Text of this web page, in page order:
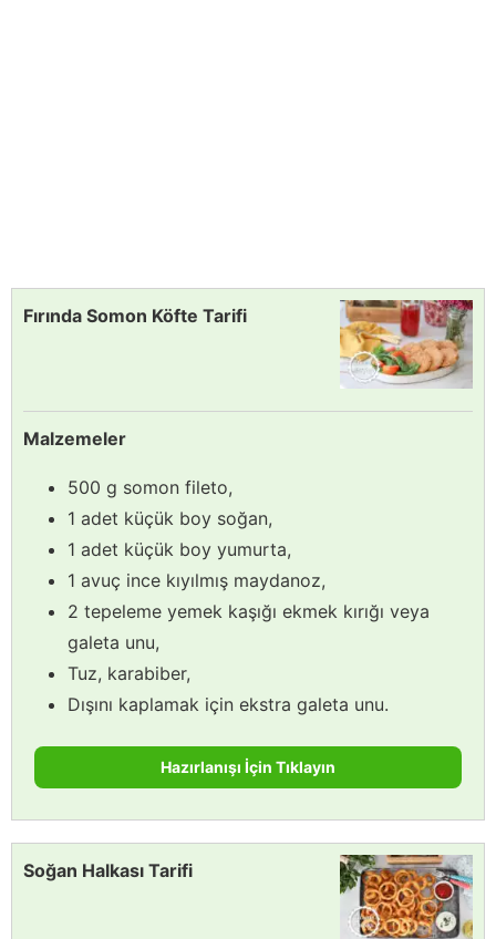
Fırında Somon Köfte Tarifi
Malzemeler
500 g somon fileto,
1 adet küçük boy soğan,
1 adet küçük boy yumurta,
1 avuç ince kıyılmış maydanoz,
2 tepeleme yemek kaşığı ekmek kırığı veya
galeta unu,
Tuz, karabiber,
Dışını kaplamak için ekstra galeta unu.
Hazırlanışı İçin Tıklayın
Soğan Halkası Tarifi